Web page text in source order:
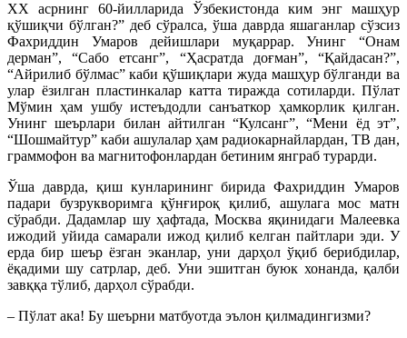
XX асрнинг 60-йилларида Ўзбекистонда ким энг машҳур
қўшиқчи бўлган?” деб сўралса, ўша даврда яшаганлар сўзсиз
Фахриддин Умаров дейишлари муқаррар. Унинг “Онам
дерман”, “Сабо етсанг”, “Ҳасратда доғман”, “Қайдасан?”,
“Айрилиб бўлмас” каби қўшиқлари жуда машҳур бўлганди ва
улар ёзилган пластинкалар катта тиражда сотиларди. Пўлат
Мўмин ҳам ушбу истеъдодли санъаткор ҳамкорлик қилган.
Унинг шеърлари билан айтилган “Кулсанг”, “Мени ёд эт”,
“Шошмайтур” каби ашулалар ҳам радиокарнайлардан, ТВ дан,
граммофон ва магнитофонлардан бетиним янграб турарди.
Ўша даврда, қиш кунларининг бирида Фахриддин Умаров
падари бузрукворимга қўнғироқ қилиб, ашулага мос матн
сўрабди. Дадамлар шу ҳафтада, Москва яқинидаги Малеевка
ижодий уйида самарали ижод қилиб келган пайтлари эди. У
ерда бир шеър ёзган эканлар, уни дарҳол ўқиб берибдилар,
ёқадими шу сатрлар, деб. Уни эшитган буюк хонанда, қалби
завққа тўлиб, дарҳол сўрабди.
– Пўлат ака! Бу шеърни матбуотда эълон қилмадингизми?